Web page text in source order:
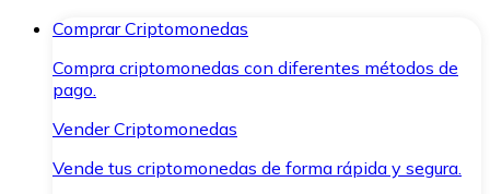
Comprar Criptomonedas
Compra criptomonedas con diferentes métodos de
pago.
Vender Criptomonedas
Vende tus criptomonedas de forma rápida y segura.